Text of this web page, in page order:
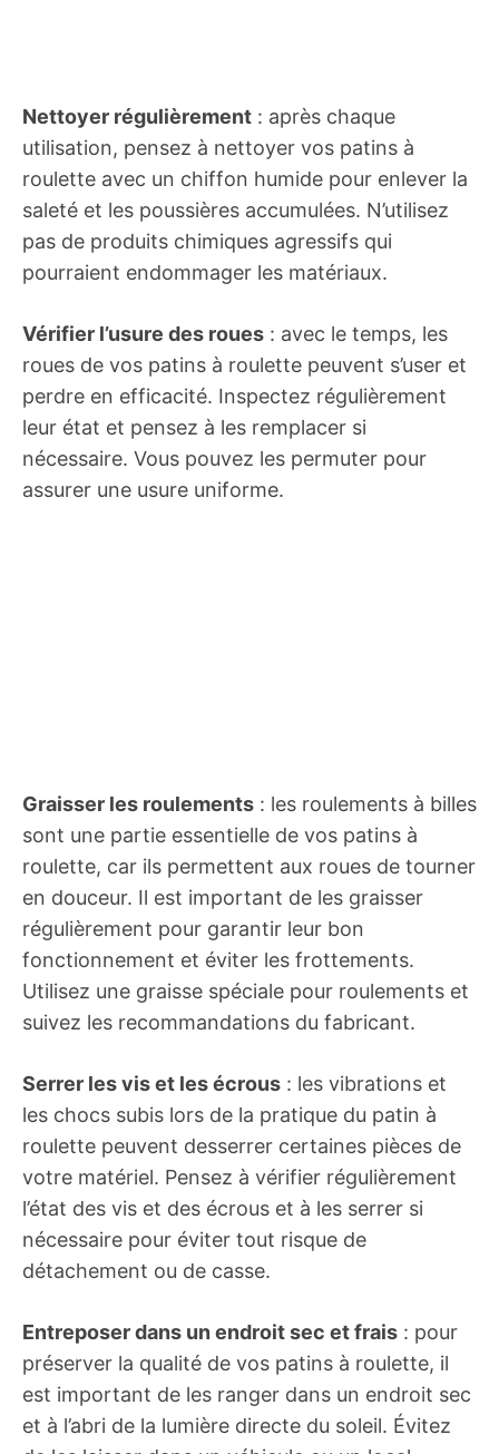
Nettoyer régulièrement : après chaque
utilisation, pensez à nettoyer vos patins à
roulette avec un chiffon humide pour enlever la
saleté et les poussières accumulées. N’utilisez
pas de produits chimiques agressifs qui
pourraient endommager les matériaux.
Vérifier l’usure des roues : avec le temps, les
roues de vos patins à roulette peuvent s’user et
perdre en efficacité. Inspectez régulièrement
leur état et pensez à les remplacer si
nécessaire. Vous pouvez les permuter pour
assurer une usure uniforme.
Graisser les roulements : les roulements à billes
sont une partie essentielle de vos patins à
roulette, car ils permettent aux roues de tourner
en douceur. Il est important de les graisser
régulièrement pour garantir leur bon
fonctionnement et éviter les frottements.
Utilisez une graisse spéciale pour roulements et
suivez les recommandations du fabricant.
Serrer les vis et les écrous : les vibrations et
les chocs subis lors de la pratique du patin à
roulette peuvent desserrer certaines pièces de
votre matériel. Pensez à vérifier régulièrement
l’état des vis et des écrous et à les serrer si
nécessaire pour éviter tout risque de
détachement ou de casse.
Entreposer dans un endroit sec et frais : pour
préserver la qualité de vos patins à roulette, il
est important de les ranger dans un endroit sec
et à l’abri de la lumière directe du soleil. Évitez